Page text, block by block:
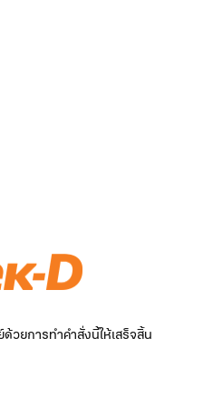
วยการทำคำสั่งนี้ให้เสร็จสิ้น